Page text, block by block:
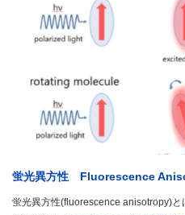
蛍光異方性 Fluorescence
蛍光異方性(fluorescence anisotropy)